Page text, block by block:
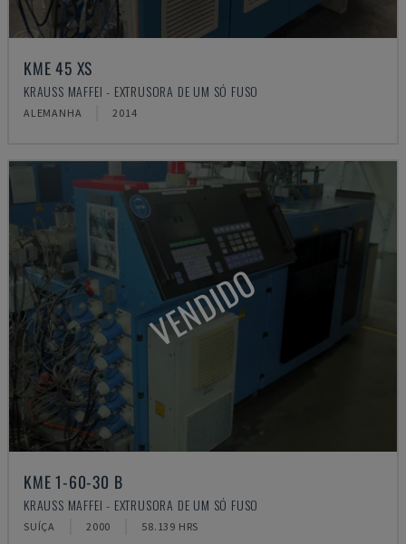
KME 45 XS
KRAUSS MAFFEI - EXTRUSORA DE UM SÓ FUSO
ALEMANHA 2014
VENDIDO
KME 1-60-30 B
KRAUSS MAFFEI - EXTRUSORA DE UM SÓ FUSO
SUÍÇA 2000 58.139 HRS